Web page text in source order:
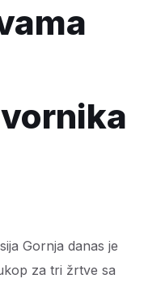
Gornja danas je
za tri žrtve sa